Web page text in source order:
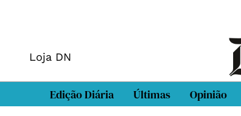
Loja DN
Edição Diária Últimas Opinião